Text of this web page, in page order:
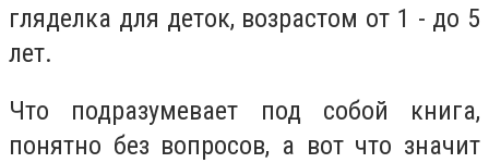
гляделка для деток, возрастом от 1 - до 5
лет.
Что подразумевает под собой книга,
понятно без вопросов, а вот что значит